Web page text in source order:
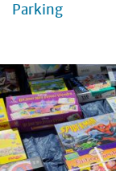
Parking